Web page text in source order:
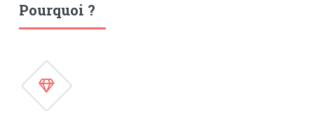
Pourquoi ?